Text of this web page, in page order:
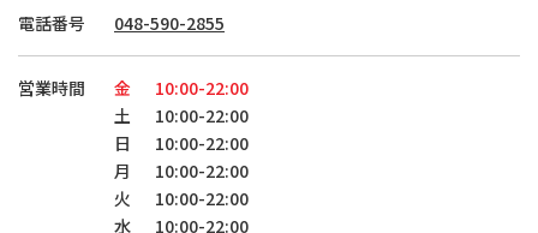
電話番号 048-590-2855
営業時間 金
10:00-22:00
土
10:00-22:00
日
10:00-22:00
月
10:00-22:00
火
10:00-22:00
水
10:00-22:00